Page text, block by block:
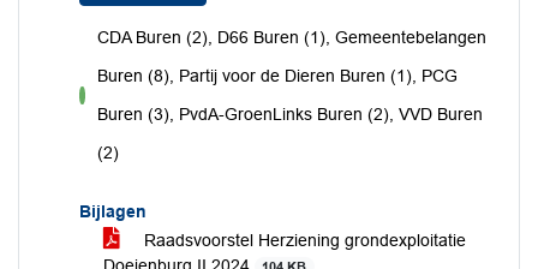
voor
CDA Buren (2), D66 Buren (1), Gemeentebelangen
Buren (8), Partij voor de Dieren Buren (1), PCG
Buren (3), PvdA-GroenLinks Buren (2), VVD Buren
(2)
Bijlagen
Raadsvoorstel Herziening grondexploitatie